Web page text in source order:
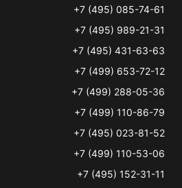
+7 (495) 085-74-61
+7 (495) 989-21-31
+7 (495) 431-63-63
+7 (499) 653-72-12
+7 (499) 288-05-36
+7 (499) 110-86-79
+7 (495) 023-81-52
+7 (499) 110-53-06
+7 (495) 152-31-11